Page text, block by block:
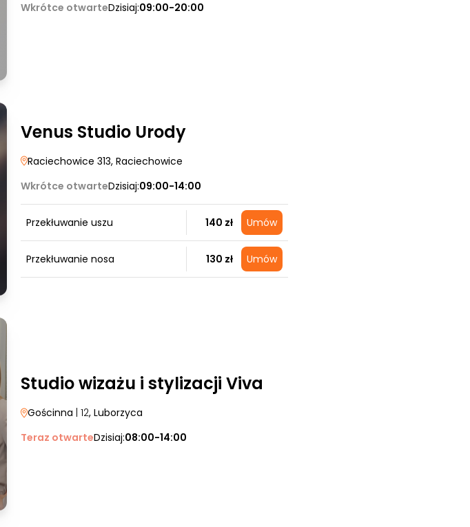
Wkrótce otwarteDzisiaj:09:00-20:00
Venus Studio Urody
Raciechowice 313, Raciechowice
Wkrótce otwarteDzisiaj:09:00-14:00
Przekłuwanie uszu 140 zł Umów
Przekłuwanie nosa 130 zł Umów
Studio wizażu i stylizacji Viva
Gościnna | 12, Luborzyca
Teraz otwarteDzisiaj:08:00-14:00